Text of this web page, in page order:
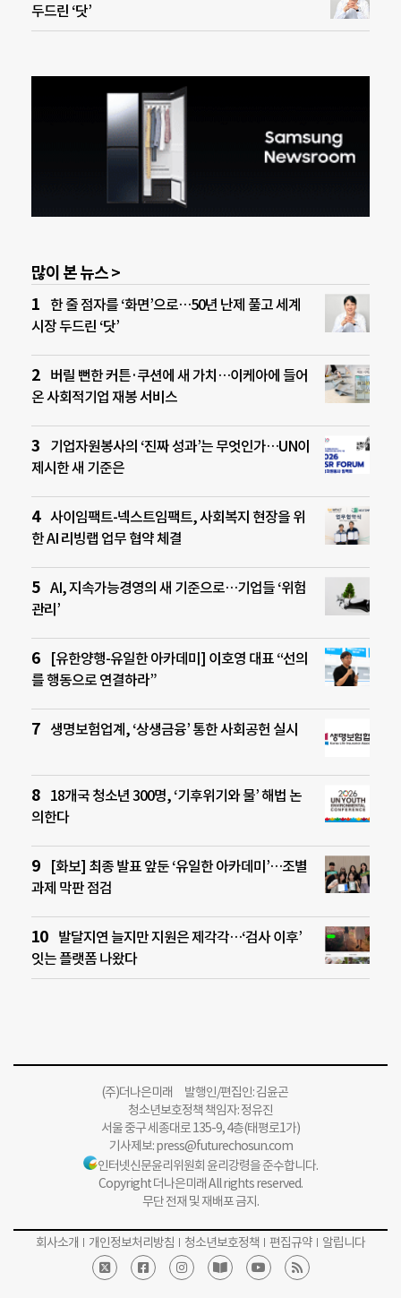
두드린 ‘닷’
많이 본 뉴스 >
한 줄 점자를 ‘화면’으로…50년 난제 풀고 세계
시장 두드린 ‘닷’
버릴 뻔한 커튼·쿠션에 새 가치…이케아에 들어
온 사회적기업 재봉 서비스
기업자원봉사의 ‘진짜 성과’는 무엇인가…UN이
제시한 새 기준은
사이임팩트-넥스트임팩트, 사회복지 현장을 위
한 AI 리빙랩 업무 협약 체결
AI, 지속가능경영의 새 기준으로…기업들 ‘위험
관리’
[유한양행-유일한 아카데미] 이호영 대표 “선의
를 행동으로 연결하라”
생명보험업계, ‘상생금융’ 통한 사회공헌 실시
18개국 청소년 300명, ‘기후위기와 물’ 해법 논
의한다
[화보] 최종 발표 앞둔 ‘유일한 아카데미’…조별
과제 막판 점검
발달지연 늘지만 지원은 제각각…‘검사 이후’
잇는 플랫폼 나왔다
(주)더나은미래 발행인/편집인: 김윤곤
청소년보호정책 책임자: 정유진
서울 중구 세종대로 135-9, 4층(태평로1가)
기사제보:press@futurechosun.com
인터넷신문윤리위원회 윤리강령을 준수합니다.
Copyright 더나은미래 All rights reserved.
무단 전재 및 재배포 금지.
회사소개 개인정보처리방침 청소년보호정책 편집규약 알립니다